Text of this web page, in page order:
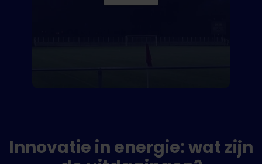
Innovatie in energie: wat zijn